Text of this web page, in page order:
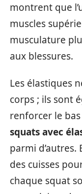
montrent que
muscles
musculature
aux blessures.
Les élastiques
corps ; ils sont
renforcer le bas
squats avec
parmi
des cuisses
chaque squat